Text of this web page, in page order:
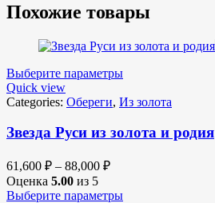
Похожие товары
Выберите параметры
Quick view
Categories: Обереги, Из золота
Звезда Руси из золота и родия
61,600 ₽ – 88,000 ₽
Оценка 5.00 из 5
Выберите параметры